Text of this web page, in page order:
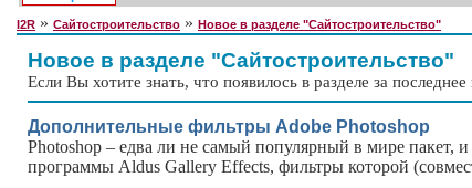
I2R » Сайтостроительство » Новое в разделе "Сайтостроительство"
Новое в разделе "Сайтостроительство"
Если Вы хотите знать, что появилось в разделе за
Дополнительные фильтры Adobe Photoshop
Photoshop – едва ли не самый популярный в мире пакет,
программы Aldus Gallery Effects, фильтры которой